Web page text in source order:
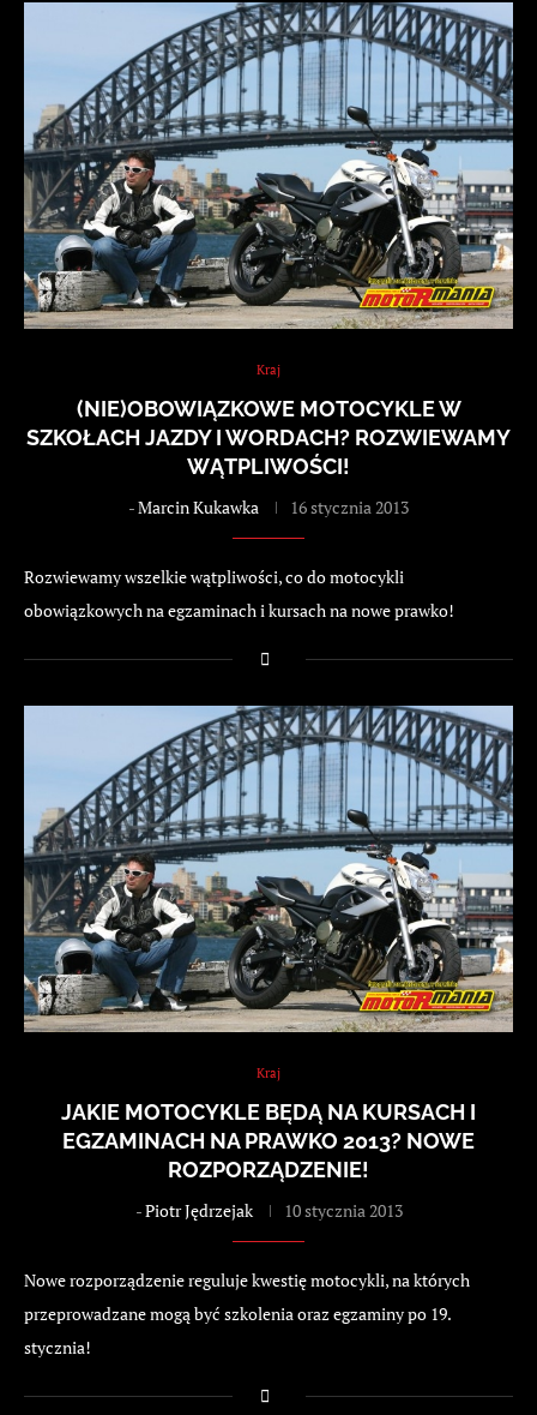
Kraj
(NIE)OBOWIĄZKOWE MOTOCYKLE W
SZKOŁACH JAZDY I WORDACH? ROZWIEWAMY
WĄTPLIWOŚCI!
-Marcin Kukawka 16 stycznia 2013
Rozwiewamy wszelkie wątpliwości, co do motocykli
obowiązkowych na egzaminach i kursach na nowe prawko!
Kraj
JAKIE MOTOCYKLE BĘDĄ NA KURSACH I
EGZAMINACH NA PRAWKO 2013? NOWE
ROZPORZĄDZENIE!
-Piotr Jędrzejak 10 stycznia 2013
Nowe rozporządzenie reguluje kwestię motocykli, na których
przeprowadzane mogą być szkolenia oraz egzaminy po 19.
stycznia!